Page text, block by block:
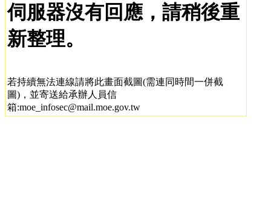
伺服器沒有回應，請稍後重
新整理。
若持續無法連線請將此畫面截圖(需連同時間一併截
圖)，並寄送給承辦人員信
箱:moe_infosec@mail.moe.gov.tw